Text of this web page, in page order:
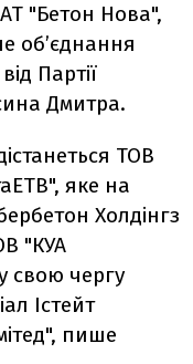
"Бетон Нова",
об’єднання
Партії
Дмитра.
ТОВ
яке на
Холдінгз
"КУА
свою чергу
Істейт
пише